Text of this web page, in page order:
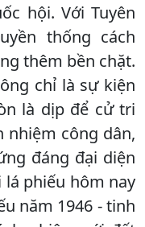
hội. Với Tuyên
thống cách
thêm bền chặt.
chỉ là sự kiện
là dịp để cử tri
nhiệm công dân,
đáng đại diện
phiếu hôm nay
năm 1946 - tinh